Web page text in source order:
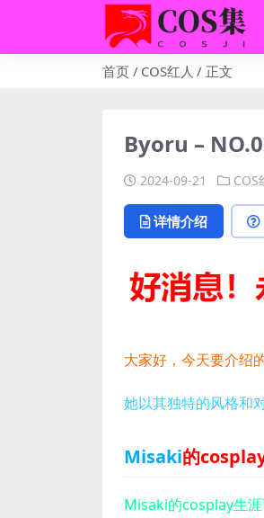
首页 COS红人 正文
Byoru –
2024-09-21 COS
详情介绍
大家好，今天要介
她以其独特的风格和
Misaki的
Misaki的cosplay生涯